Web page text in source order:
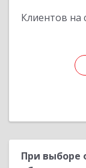
Клиентов на
При выборе